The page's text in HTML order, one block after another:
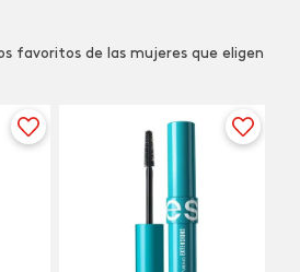
favoritos de las mujeres que eligen